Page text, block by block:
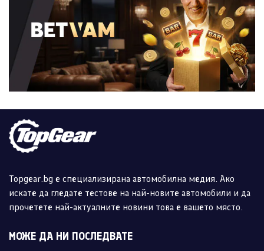
Topgear.bg е специализирана автомобилна медия. Ако
искате да гледате тестове на най-новите автомобили и да
прочетете най-актуалните новини това е вашето място.
МОЖЕ ДА НИ ПОСЛЕДВАТЕ